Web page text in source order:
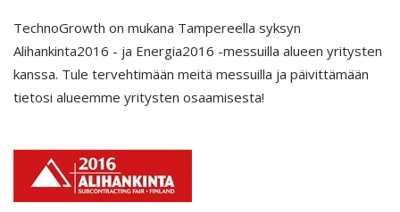
TechnoGrowth on mukana Tampereella syksyn
Alihankinta2016 - ja Energia2016 -messuilla alueen yritysten
kanssa. Tule tervehtimään meitä messuilla ja päivittämään
tietosi alueemme yritysten osaamisesta!